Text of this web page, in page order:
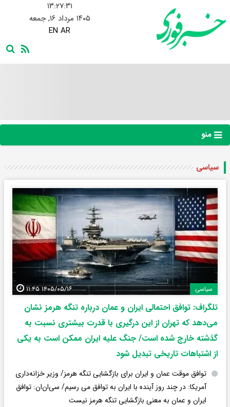
۱۳:۲۷:۳۲
۱۴۰۵ مرداد ۱۶, جمعه
EN AR
منو
سیاسی
سیاسی ۱۴۰۵/۰۵/۱۶ ۱۱:۴۵
تلگراف: توافق احتمالی ایران و عمان درباره تنگه هرمز نشان
می‌دهد که تهران از این درگیری با قدرت بیشتری نسبت به
گذشته خارج شده است/ جنگ علیه ایران ممکن است به یکی
از اشتباهات تاریخی تبدیل شود
توافق موقت عمان و ایران برای بازگشایی تنگه هرمز/ وزیر خزانه‌داری
آمریکا: در چند روز آینده با ایران به توافق می رسیم/ سی‌ان‌ان: توافق
ایران و عمان به معنی بازگشایی تنگه هرمز نیست